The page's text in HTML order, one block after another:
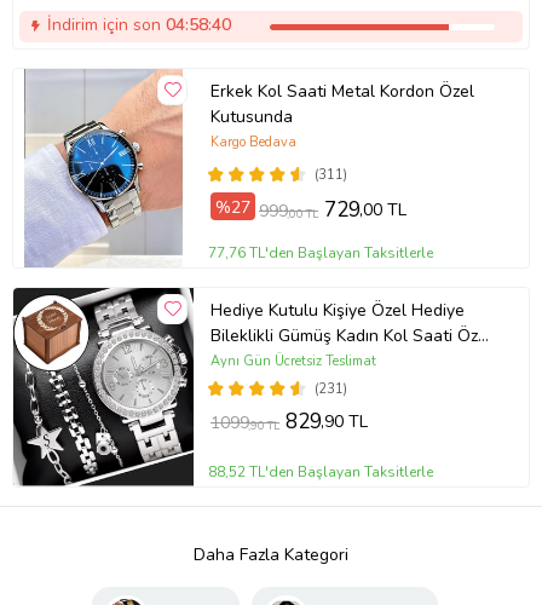
İndirim için son 04:58:39
Erkek Kol Saati Metal Kordon Özel
Kutusunda
(311)
Kargo Bedava
%27 999,00 TL 729,00 TL
77,76 TL'den Başlayan Taksitlerle
Hediye Kutulu Kişiye Özel Hediye
Bileklikli Gümüş Kadın Kol Saati Özel
Kutusunda (Gümüş)
(231)
Aynı Gün Ücretsiz Teslimat
1099,90 TL 829,90 TL
88,52 TL'den Başlayan Taksitlerle
Daha Fazla Kategori